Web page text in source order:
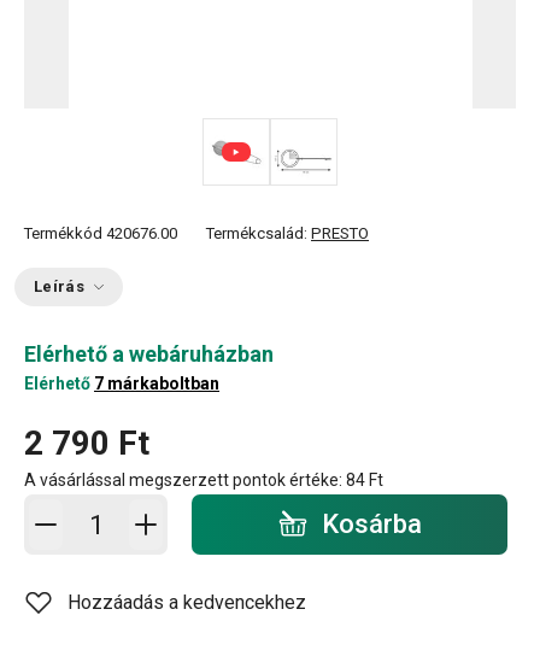
Termékkód 420676.00 Termékcsalád: PRESTO
Leírás
Elérhető a webáruházban
Elérhető 7 márkaboltban
2 790 Ft
A vásárlással megszerzett pontok értéke: 84 Ft
Kosárba - mennyiség Kosárba
Hozzáadás a kedvencekhez